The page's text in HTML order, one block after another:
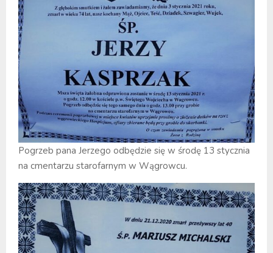
Pogrzeb pana Jerzego odbędzie się w środę 13 stycznia
na cmentarzu starofarnym w Wągrowcu.